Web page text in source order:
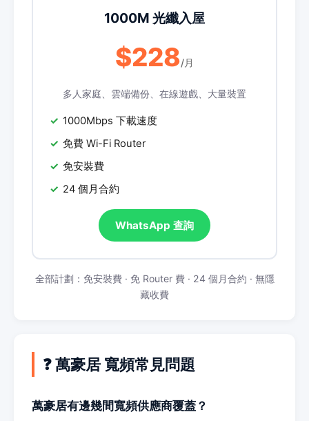
1000M 光纖入屋
$228/月
多人家庭、雲端備份、在線遊戲、大量裝置
1000Mbps 下載速度
免費 Wi-Fi Router
免安裝費
24 個月合約
WhatsApp 查詢
全部計劃：免安裝費 · 免 Router 費 · 24 個月合約 · 無隱
藏收費
❓ 萬豪居 寬頻常見問題
萬豪居有邊幾間寬頻供應商覆蓋？